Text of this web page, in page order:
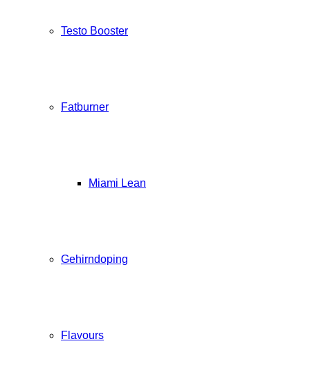
Testo Booster
Fatburner
Miami Lean
Gehirndoping
Flavours